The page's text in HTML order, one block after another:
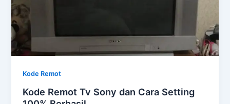
Kode Remot
Kode Remot Tv Sony dan Cara Setting